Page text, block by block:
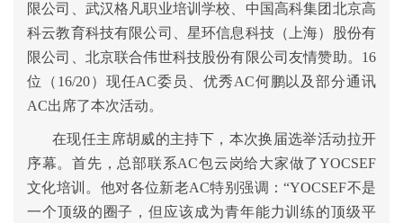
限公司、武汉格凡职业培训学校、中国高科集团北京高
科云教育科技有限公司、星环信息科技（上海）股份有
限公司、北京联合伟世科技股份有限公司友情赞助。16
位（16/20）现任AC委员、优秀AC何鹏以及部分通讯
AC出席了本次活动。
在现任主席胡威的主持下，本次换届选举活动拉开
序幕。首先，总部联系AC包云岗给大家做了YOCSEF
文化培训。他对各位新老AC特别强调：“YOCSEF不是
一个顶级的圈子，但应该成为青年能力训练的顶级平